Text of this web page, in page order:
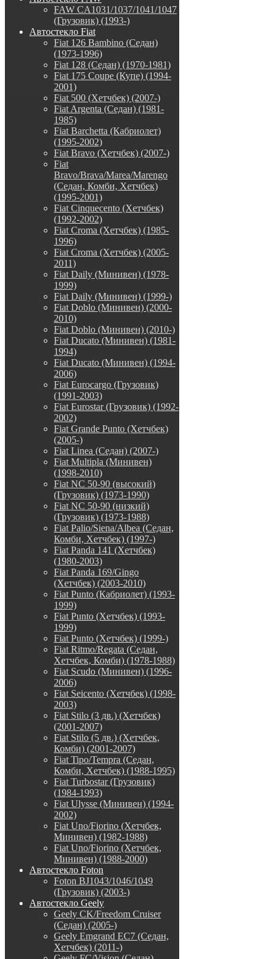
FAW CA1031/1037/1041/1047
(Грузовик) (1993-)
Автостекло Fiat
Fiat 126 Bambino (Седан)
(1973-1996)
Fiat 128 (Седан) (1970-1981)
Fiat 175 Coupe (Купе) (1994-
2001)
Fiat 500 (Хетчбек) (2007-)
Fiat Argenta (Седан) (1981-
1985)
Fiat Barchetta (Кабриолет)
(1995-2002)
Fiat Bravo (Хетчбек) (2007-)
Fiat
Bravo/Brava/Marea/Marengo
(Седан, Комби, Хетчбек)
(1995-2001)
Fiat Cinquecento (Хетчбек)
(1992-2002)
Fiat Croma (Хетчбек) (1985-
1996)
Fiat Croma (Хетчбек) (2005-
2011)
Fiat Daily (Минивен) (1978-
1999)
Fiat Daily (Минивен) (1999-)
Fiat Doblo (Минивен) (2000-
2010)
Fiat Doblo (Минивен) (2010-)
Fiat Ducato (Минивен) (1981-
1994)
Fiat Ducato (Минивен) (1994-
2006)
Fiat Eurocargo (Грузовик)
(1991-2003)
Fiat Eurostar (Грузовик) (1992-
2002)
Fiat Grande Punto (Хетчбек)
(2005-)
Fiat Linea (Седан) (2007-)
Fiat Multipla (Минивен)
(1998-2010)
Fiat NC 50-90 (высокий)
(Грузовик) (1973-1990)
Fiat NC 50-90 (низкий)
(Грузовик) (1973-1988)
Fiat Palio/Siena/Albea (Седан,
Комби, Хетчбек) (1997-)
Fiat Panda 141 (Хетчбек)
(1980-2003)
Fiat Panda 169/Gingo
(Хетчбек) (2003-2010)
Fiat Punto (Кабриолет) (1993-
1999)
Fiat Punto (Хетчбек) (1993-
1999)
Fiat Punto (Хетчбек) (1999-)
Fiat Ritmo/Regata (Седан,
Хетчбек, Комби) (1978-1988)
Fiat Scudo (Минивен) (1996-
2006)
Fiat Seicento (Хетчбек) (1998-
2003)
Fiat Stilo (3 дв.) (Хетчбек)
(2001-2007)
Fiat Stilo (5 дв.) (Хетчбек,
Комби) (2001-2007)
Fiat Tipo/Tempra (Седан,
Комби, Хетчбек) (1988-1995)
Fiat Turbostar (Грузовик)
(1984-1993)
Fiat Ulysse (Минивен) (1994-
2002)
Fiat Uno/Fiorino (Хетчбек,
Минивен) (1982-1988)
Fiat Uno/Fiorino (Хетчбек,
Минивен) (1988-2000)
Автостекло Foton
Foton BJ1043/1046/1049
(Грузовик) (2003-)
Автостекло Geely
Geely CK/Freedom Cruiser
(Седан) (2005-)
Geely Emgrand EC7 (Седан,
Хетчбек) (2011-)